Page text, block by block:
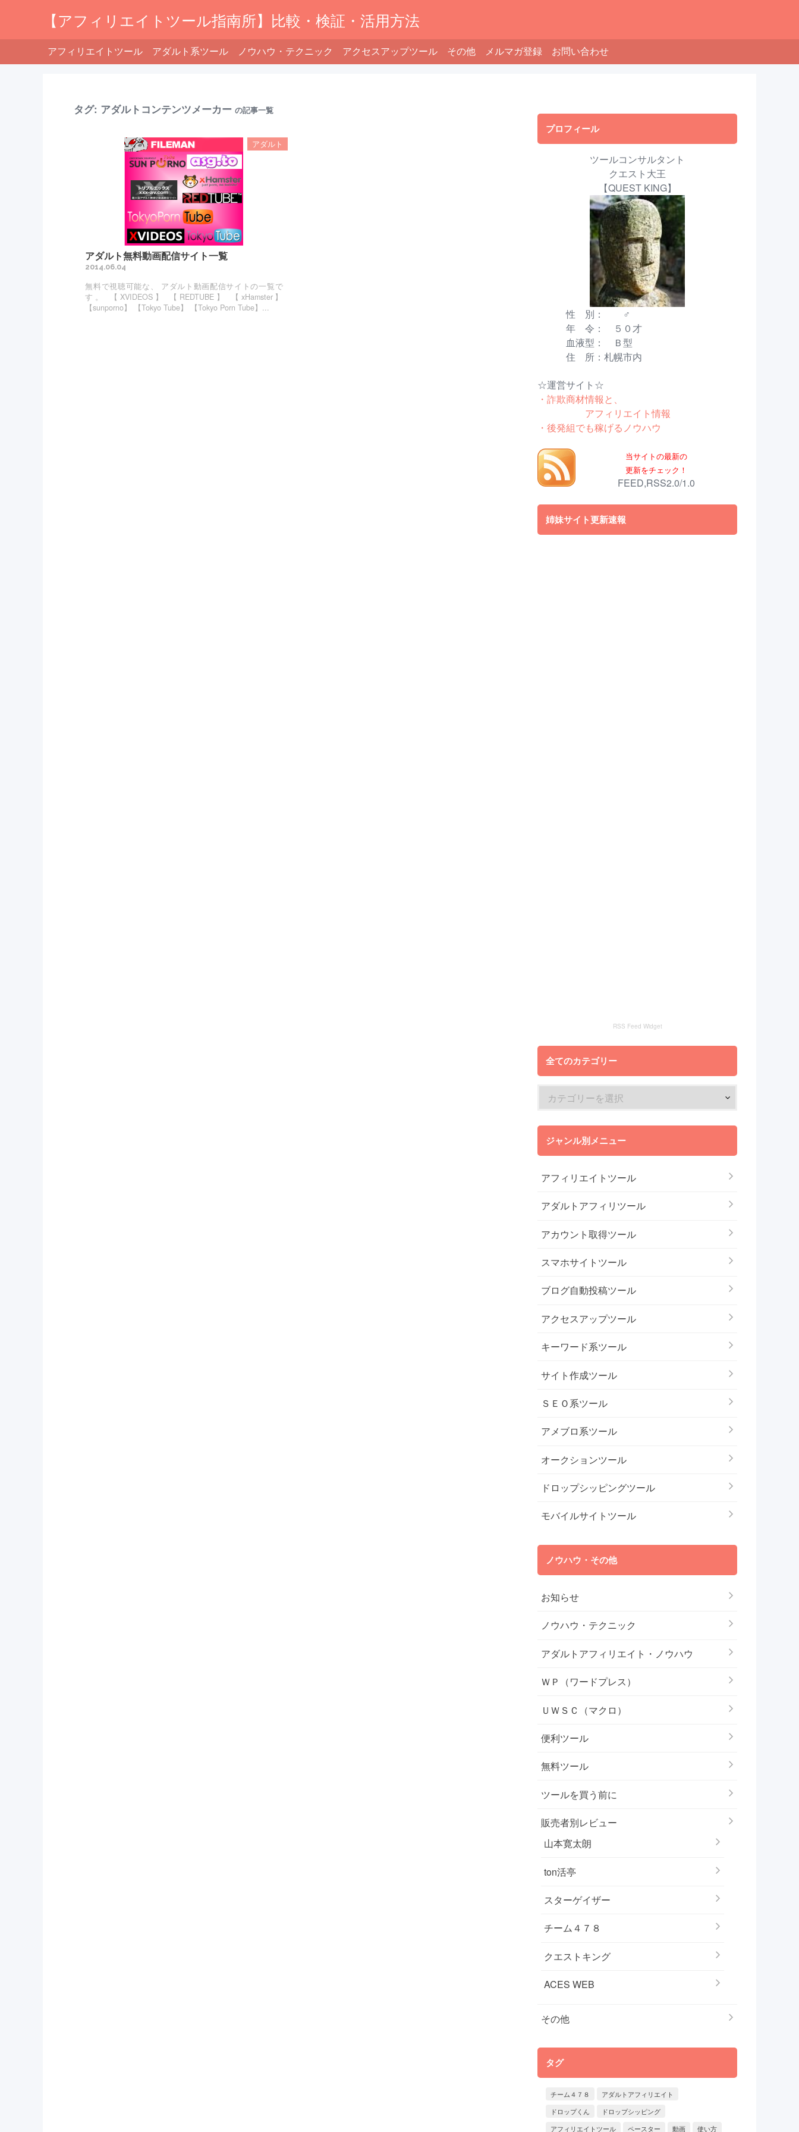
【アフィリエイトツール指南所】比較・検証・活用方法
アフィリエイトツール アダルト系ツール ノウハウ・テクニック アクセスアップツール その他 メルマガ登録 お問い合わせ
タグ: アダルトコンテンツメーカー の記事一覧
アダルト無料動画配信サイト一覧
2014.06.04
アダルト
無料で視聴可能な、 アダルト動画配信サイトの一覧で
す。 【XVIDEOS】 【REDTUBE】 【xHamster】
【sunporno】 【Tokyo Tube】 【Tokyo Porn Tube】...
プロフィール
ツールコンサルタント
クエスト大王
【QUEST KING】
性 別： ♂
年 令： ５０才
血液型： Ｂ型
住 所：札幌市内
☆運営サイト☆
・詐欺商材情報と、
アフィリエイト情報
・後発組でも稼げるノウハウ
当サイトの最新の
更新をチェック！
FEED,RSS2.0/1.0
姉妹サイト更新速報
RSS Feed Widget
全てのカテゴリー
ジャンル別メニュー
アフィリエイトツール
アダルトアフィリツール
アカウント取得ツール
スマホサイトツール
ブログ自動投稿ツール
アクセスアップツール
キーワード系ツール
サイト作成ツール
ＳＥＯ系ツール
アメブロ系ツール
オークションツール
ドロップシッピングツール
モバイルサイトツール
ノウハウ・その他
お知らせ
ノウハウ・テクニック
アダルトアフィリエイト・ノウハウ
ＷＰ（ワードプレス）
ＵＷＳＣ（マクロ）
便利ツール
無料ツール
ツールを買う前に
販売者別レビュー
山本寛太朗
ton活亭
スターゲイザー
チーム４７８
クエストキング
ACES WEB
その他
タグ
チーム４７８
アダルトアフィリエイト
ドロップくん
ドロップシッピング
アフィリエイトツール
ペースター 動画 使い方